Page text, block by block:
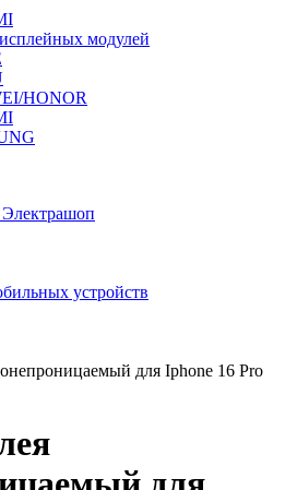
модулей
HONOR
устройств
для Iphone 16 Pro